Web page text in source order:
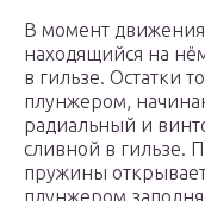
В момент
находящийся на
в гильзе. Остатки
плунжером,
радиальный и
сливной в гильзе.
пружины
плунжером